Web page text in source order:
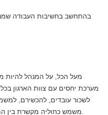
בהתחשב בחשיבות העבודה
מעל הכל, על המנהל להיות
מערכת יחסים עם צוות הארגון
לשכור עובדים, להכשירם,